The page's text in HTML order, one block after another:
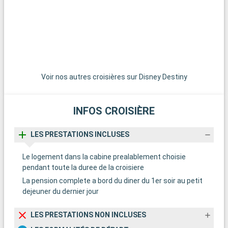
Voir nos autres croisières sur Disney Destiny
INFOS CROISIÈRE
LES PRESTATIONS INCLUSES
Le logement dans la cabine prealablement choisie
pendant toute la duree de la croisiere
La pension complete a bord du diner du 1er soir au petit
dejeuner du dernier jour
LES PRESTATIONS NON INCLUSES